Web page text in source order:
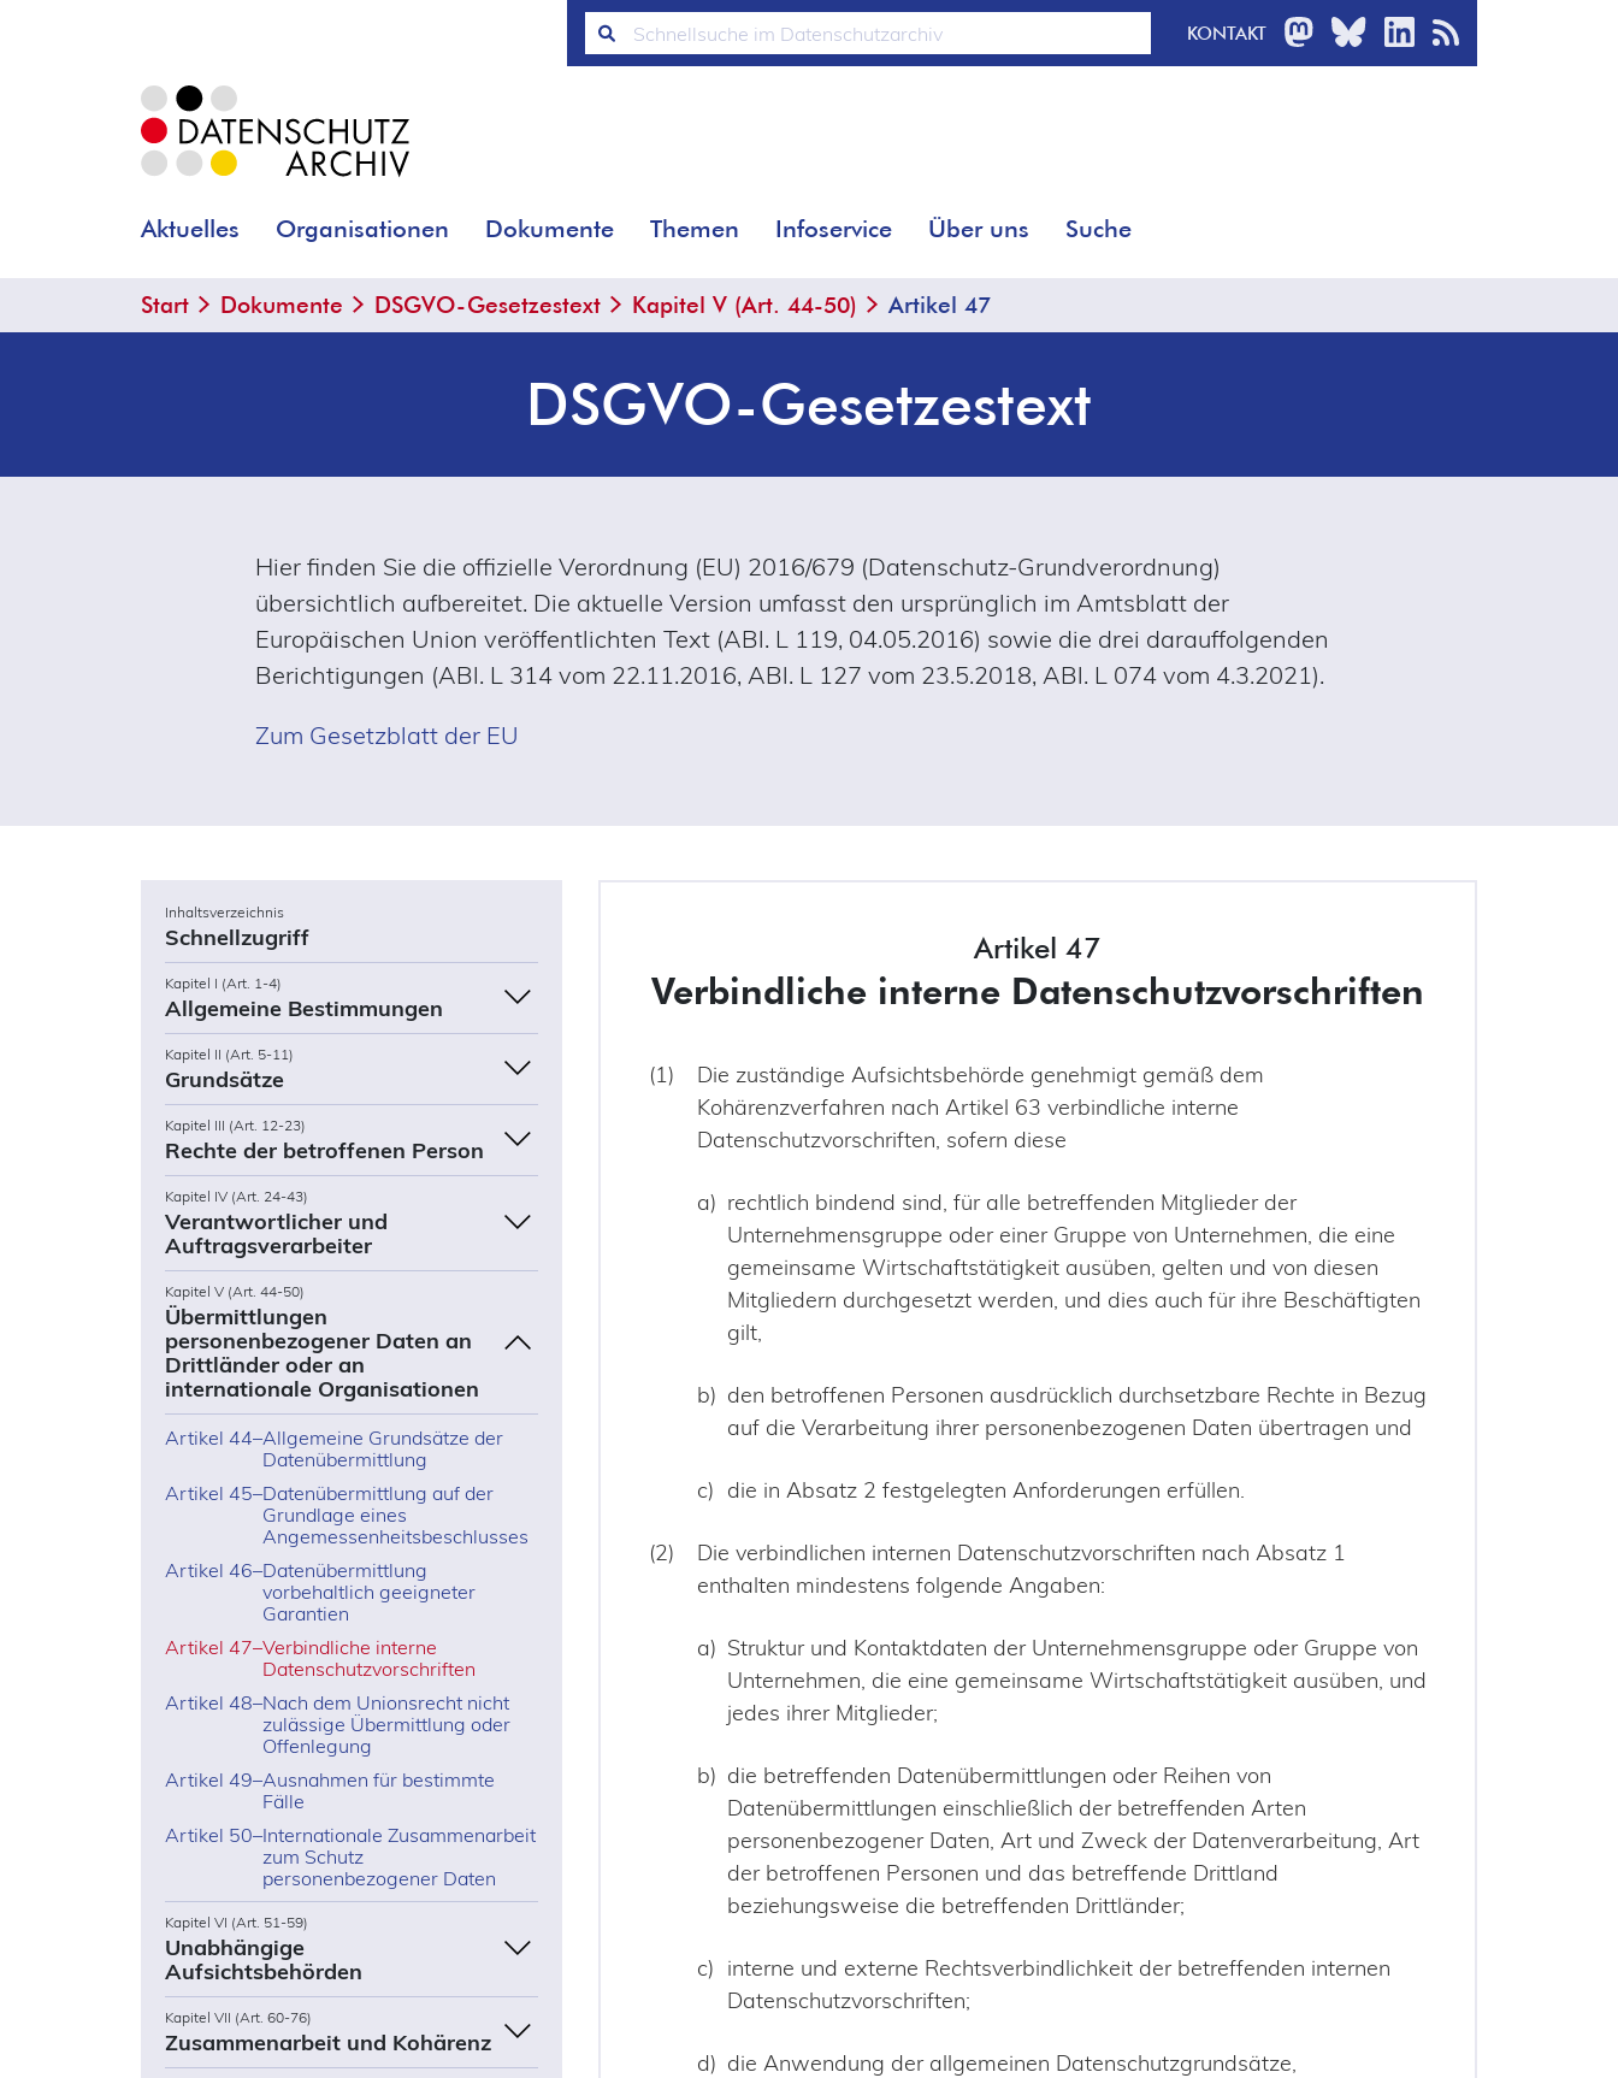
KONTAKT MASTODON
BLUESKYLINKEDIN
Aktuelles Organisationen Dokumente Themen Infoservice Über uns Suche
Start Dokumente DSGVO-Gesetzestext Kapitel V (Art. 44-50) Artikel 47
DSGVO-Gesetzestext
Hier finden Sie die offizielle Verordnung (EU) 2016/679 (Datenschutz-Grundverordnung)
übersichtlich aufbereitet. Die aktuelle Version umfasst den ursprünglich im Amtsblatt der
Europäischen Union veröffentlichten Text (ABl. L 119, 04.05.2016) sowie die drei darauffolgenden
Berichtigungen (ABl. L 314 vom 22.11.2016, ABl. L 127 vom 23.5.2018, ABl. L 074 vom 4.3.2021).
Zum Gesetzblatt der EU
Inhaltsverzeichnis
Schnellzugriff
Kapitel I (Art. 1-4)
Allgemeine Bestimmungen
Kapitel II (Art. 5-11)
Grundsätze
Kapitel III (Art. 12-23)
Rechte der betroffenen Person
Kapitel IV (Art. 24-43)
Verantwortlicher und
Auftragsverarbeiter
Kapitel V (Art. 44-50)
Übermittlungen
personenbezogener Daten an
Drittländer oder an
internationale Organisationen
Artikel 44–Allgemeine Grundsätze der
Datenübermittlung
Artikel 45–Datenübermittlung auf der
Grundlage eines
Angemessenheitsbeschlusses
Artikel 46–Datenübermittlung
vorbehaltlich geeigneter
Garantien
Artikel 47–Verbindliche interne
Datenschutzvorschriften
Artikel 48–Nach dem Unionsrecht nicht
zulässige Übermittlung oder
Offenlegung
Artikel 49–Ausnahmen für bestimmte
Fälle
Artikel 50–Internationale Zusammenarbeit
zum Schutz
personenbezogener Daten
Kapitel VI (Art. 51-59)
Unabhängige
Aufsichtsbehörden
Kapitel VII (Art. 60-76)
Zusammenarbeit und Kohärenz
Artikel 47
Verbindliche interne Datenschutzvorschriften
Die zuständige Aufsichtsbehörde genehmigt gemäß dem
Kohärenzverfahren nach Artikel 63 verbindliche interne
Datenschutzvorschriften, sofern diese
rechtlich bindend sind, für alle betreffenden Mitglieder der
Unternehmensgruppe oder einer Gruppe von Unternehmen, die eine
gemeinsame Wirtschaftstätigkeit ausüben, gelten und von diesen
Mitgliedern durchgesetzt werden, und dies auch für ihre Beschäftigten
gilt,
den betroffenen Personen ausdrücklich durchsetzbare Rechte in Bezug
auf die Verarbeitung ihrer personenbezogenen Daten übertragen und
die in Absatz 2 festgelegten Anforderungen erfüllen.
Die verbindlichen internen Datenschutzvorschriften nach Absatz 1
enthalten mindestens folgende Angaben:
Struktur und Kontaktdaten der Unternehmensgruppe oder Gruppe von
Unternehmen, die eine gemeinsame Wirtschaftstätigkeit ausüben, und
jedes ihrer Mitglieder;
die betreffenden Datenübermittlungen oder Reihen von
Datenübermittlungen einschließlich der betreffenden Arten
personenbezogener Daten, Art und Zweck der Datenverarbeitung, Art
der betroffenen Personen und das betreffende Drittland
beziehungsweise die betreffenden Drittländer;
interne und externe Rechtsverbindlichkeit der betreffenden internen
Datenschutzvorschriften;
die Anwendung der allgemeinen Datenschutzgrundsätze,